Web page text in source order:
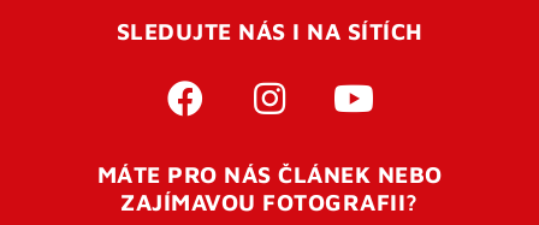
SLEDUJTE NÁS I NA SÍTÍCH
MÁTE PRO NÁS ČLÁNEK NEBO
ZAJÍMAVOU FOTOGRAFII?